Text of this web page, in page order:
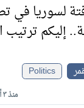
لسوريا في
إليكم ترتيب
Politics
منذ ٣ أشهر